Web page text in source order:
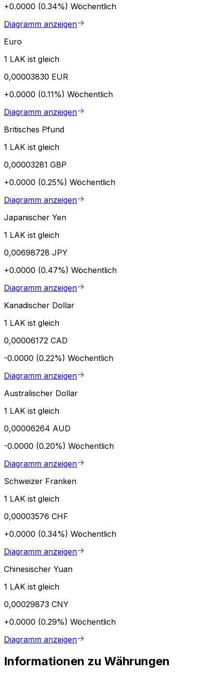
+0.0000 (0.34%) Wöchentlich
Diagramm anzeigen
Euro
1 LAK ist gleich
0,00003830 EUR
+0.0000 (0.11%) Wöchentlich
Diagramm anzeigen
Britisches Pfund
1 LAK ist gleich
0,00003281 GBP
+0.0000 (0.25%) Wöchentlich
Diagramm anzeigen
Japanischer Yen
1 LAK ist gleich
0,00698728 JPY
+0.0000 (0.47%) Wöchentlich
Diagramm anzeigen
Kanadischer Dollar
1 LAK ist gleich
0,00006172 CAD
-0.0000 (0.22%) Wöchentlich
Diagramm anzeigen
Australischer Dollar
1 LAK ist gleich
0,00006264 AUD
-0.0000 (0.20%) Wöchentlich
Diagramm anzeigen
Schweizer Franken
1 LAK ist gleich
0,00003576 CHF
+0.0000 (0.34%) Wöchentlich
Diagramm anzeigen
Chinesischer Yuan
1 LAK ist gleich
0,00029873 CNY
+0.0000 (0.29%) Wöchentlich
Diagramm anzeigen
Informationen zu Währungen